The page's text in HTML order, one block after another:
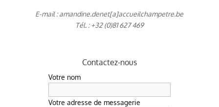
E-mail : amandine.denet[a]accueilchampetre.be
Tél. : +32 (0)81 627 469
Contactez-nous
Votre nom
Votre adresse de messagerie